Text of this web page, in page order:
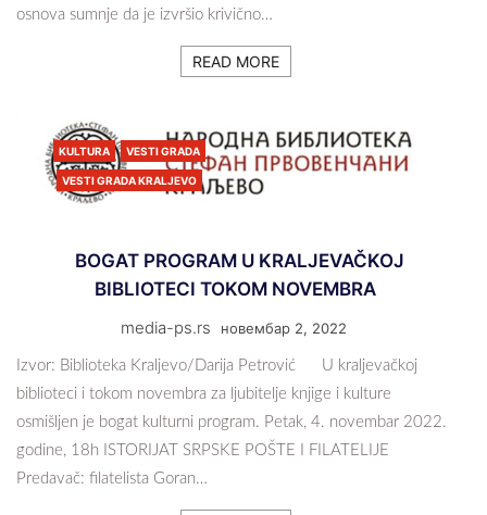
osnova sumnje da je izvršio krivično…
READ MORE
KULTURA VESTI GRADA
VESTI GRADA KRALJEVO
BOGAT PROGRAM U KRALJEVAČKOJ
BIBLIOTECI TOKOM NOVEMBRA
media-ps.rs новембар 2, 2022
Izvor: Biblioteka Kraljevo/Darija Petrović U kraljevačkoj
biblioteci i tokom novembra za ljubitelje knjige i kulture
osmišljen je bogat kulturni program. Petak, 4. novembar 2022.
godine, 18h ISTORIJAT SRPSKE POŠTE I FILATELIJE
Predavač: filatelista Goran…